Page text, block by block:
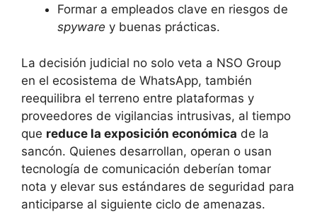
Formar a empleados clave en riesgos de
spyware y buenas prácticas.
La decisión judicial no solo veta a NSO Group
en el ecosistema de WhatsApp, también
reequilibra el terreno entre plataformas y
proveedores de vigilancias intrusivas, al tiempo
que reduce la exposición económica de la
sancón. Quienes desarrollan, operan o usan
tecnología de comunicación deberían tomar
nota y elevar sus estándares de seguridad para
anticiparse al siguiente ciclo de amenazas.